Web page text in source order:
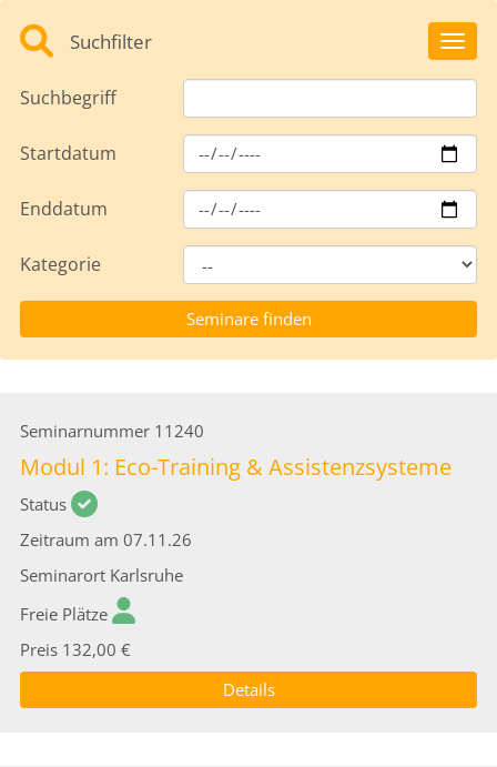
Suchfilter
Suchbegriff
Startdatum
Enddatum
Kategorie
Seminarnummer 11240
Modul 1: Eco-Training & Assistenzsysteme
Status
Zeitraum am 07.11.26
Seminarort Karlsruhe
Freie Plätze
Preis 132,00 €
Details